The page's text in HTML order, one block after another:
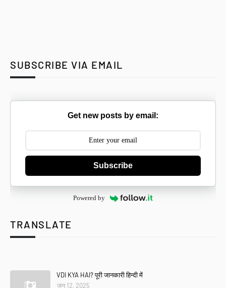
SUBSCRIBE VIA EMAIL
Get new posts by email:
Subscribe
Powered by
TRANSLATE
VDI KYA HAI? पूरी जानकारी हिन्दी में
जून 12, 2025